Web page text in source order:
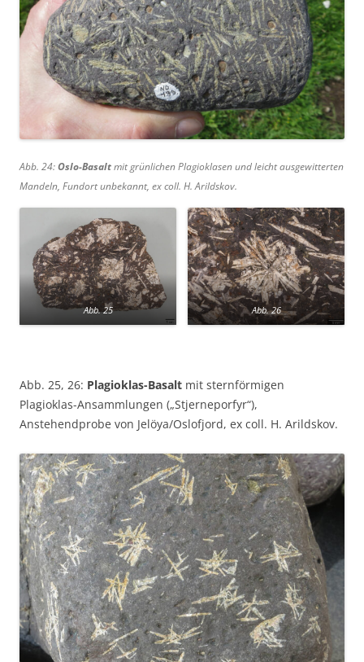
Abb. 24:Oslo-Basaltmit grünlichen Plagioklasen und leicht ausgewitterten
Mandeln, Fundort unbekannt, ex coll. H. Arildskov.
Abb. 25 Abb. 26
Abb. 25, 26: Plagioklas-Basalt mit sternförmigen
Plagioklas-Ansammlungen („Stjerneporfyr“),
Anstehendprobe von Jelöya/Oslofjord, ex coll. H. Arildskov.